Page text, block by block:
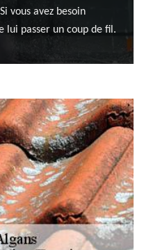
vous avez besoin
passer un coup de fil.